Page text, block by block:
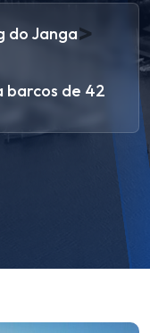
do Janga>
barcos de 42